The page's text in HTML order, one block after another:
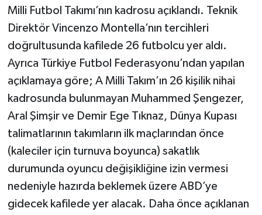
Milli Futbol Takımı’nın kadrosu açıklandı. Teknik
Direktör Vincenzo Montella’nın tercihleri
doğrultusunda kafilede 26 futbolcu yer aldı.
Ayrıca Türkiye Futbol Federasyonu’ndan yapılan
açıklamaya göre; A Milli Takım’ın 26 kişilik nihai
kadrosunda bulunmayan Muhammed Şengezer,
Aral Şimşir ve Demir Ege Tıknaz, Dünya Kupası
talimatlarının takımların ilk maçlarından önce
(kaleciler için turnuva boyunca) sakatlık
durumunda oyuncu değişikliğine izin vermesi
nedeniyle hazırda beklemek üzere ABD’ye
gidecek kafilede yer alacak. Daha önce açıklanan
OTOMOTİV
YAŞAM
KÜLTÜR SANAT